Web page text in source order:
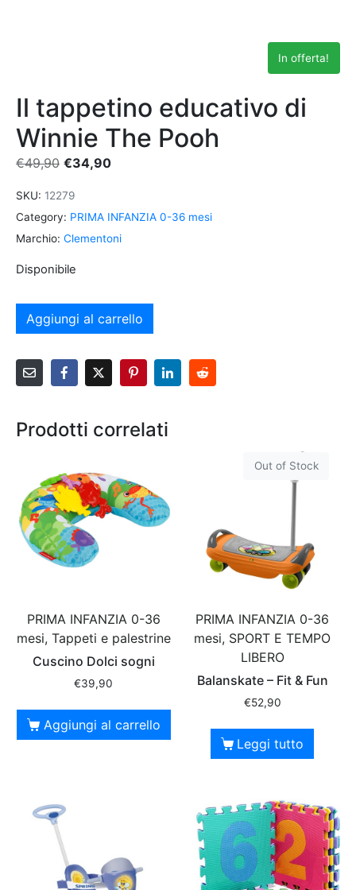
In offerta!
Il tappetino educativo di
Winnie The Pooh
€49,90 €34,90
SKU: 12279
Category: PRIMA INFANZIA 0-36 mesi
Marchio: Clementoni
Disponibile
Aggiungi al carrello
Prodotti correlati
PRIMA INFANZIA 0-36
mesi, Tappeti e palestrine
Cuscino Dolci sogni
€39,90
Aggiungi al carrello
Out of Stock
PRIMA INFANZIA 0-36
mesi, SPORT E TEMPO
LIBERO
Balanskate – Fit & Fun
€52,90
Leggi tutto